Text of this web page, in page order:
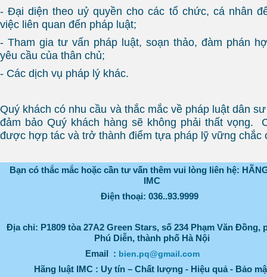
- Đại diện theo uỷ quyền cho các tổ chức, cá nhân
việc liên quan đến pháp luật;
- Tham gia tư vấn pháp luật, soạn thảo, đàm phán
yêu cầu của thân chủ;
- Các dịch vụ pháp lý khác.
Quý khách có nhu cầu và thắc mắc về pháp luật dân
đảm bảo Quý khách hàng sẽ không phải thất vọng.
được hợp tác và trở thành điểm tựa pháp lỹ vững chắc
Bạn có thắc mắc hoặc cần tư vấn thêm vui lòng liên hệ:
IMC
Điện thoại: 036..93.9999
Địa chỉ: P1809 tòa 27A2 Green Stars, số 234 Phạm Văn Đồng,
Phú Diễn, thành phố Hà Nội
Email : bien.pq@gmail.com
Hãng luật IMC : Uy tín – Chất lượng - Hiệu quả - Bảo